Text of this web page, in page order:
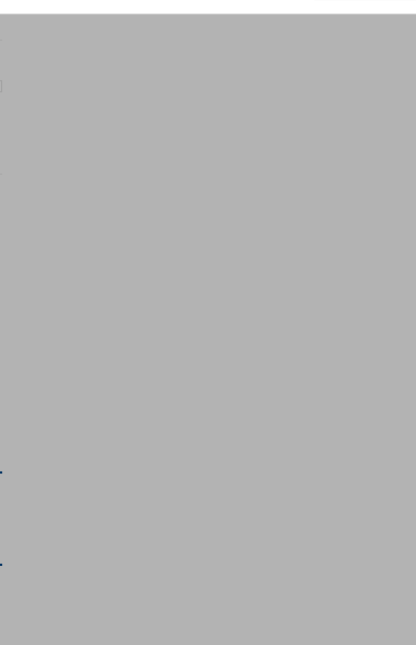
informacji o promocjach czy cenach indywidualnych,